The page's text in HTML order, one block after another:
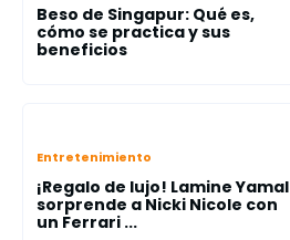
Beso de Singapur: Qué es,
cómo se practica y sus
beneficios
Entretenimiento
¡Regalo de lujo! Lamine Yamal
sorprende a Nicki Nicole con
un Ferrari ...